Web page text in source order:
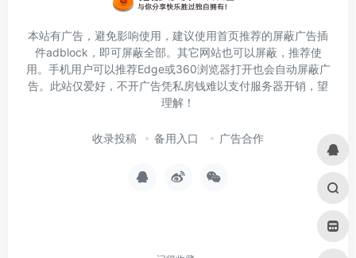
本站有广告，避免影响使用，建议使用首页推荐的屏蔽广告插
件adblock ，即可屏蔽全部。其它网站也可以屏蔽，推荐使
用。手机用户可以推荐Edge或360浏览器打开也会自动屏蔽广
告。此站仅爱好，不开广告凭私房钱难以支付服务器开销，望
理解！
收录投稿 备用入口 广告合作